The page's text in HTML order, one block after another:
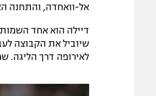
אל-וואחדה, והתחנה
דיילה הוא אחד
שיוביל את הקבוצה
לאירופה דרך הליגה.